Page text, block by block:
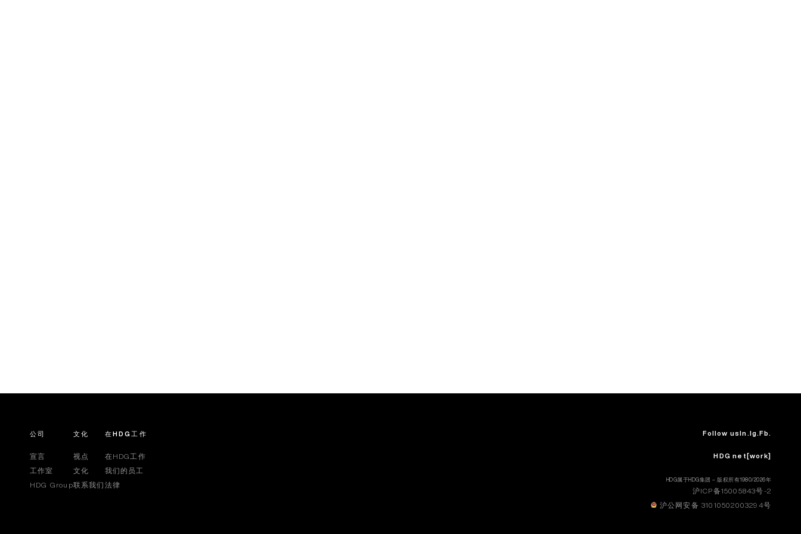
公司
宣言
工作室
HDG Group
文化
视点
文化
联系我们
在HDG工作
在HDG工作
我们的员工
法律
Follow usIn. Ig.Fb.
HDG net[work]
HDG属于HDG集团 – 版权所有1980/2026年
沪ICP备15005843号-2
沪公网安备 31010502003294号